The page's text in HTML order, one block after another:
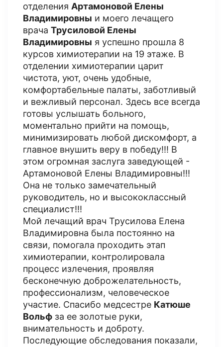
отделения Артамоновой Елены
Владимировны и моего лечащего
врача Трусиловой Елены
Владимировны я успешно прошла 8
курсов химиотерапии на 19 этаже. В
отделении химиотерапии царит
чистота, уют, очень удобные,
комфортабельные палаты, заботливый
и вежливый персонал. Здесь все всегда
готовы услышать больного,
моментально прийти на помощь,
минимизировать любой дискомфорт, а
главное внушить веру в победу!!! В
этом огромная заслуга заведующей -
Артамоновой Елены Владимировны!!!
Она не только замечательный
руководитель, но и высококлассный
специалист!!!
Мой лечащий врач Трусилова Елена
Владимировна была постоянно на
связи, помогала проходить этап
химиотерапии, контролировала
процесс излечения, проявляя
бесконечную доброжелательность,
профессионализм, человеческое
участие. Спасибо медсестре Катюше
Вольф за ее золотые руки,
внимательность и доброту.
Последующие обследования показали,